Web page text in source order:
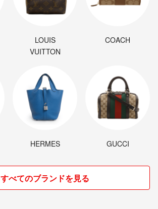
LOUIS
VUITTON
COACH
HERMES GUCCI
すべてのブランドを見る